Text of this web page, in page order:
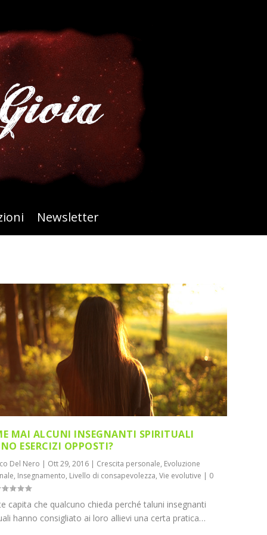
Newsletter
MAI ALCUNI INSEGNANTI SPIRITUALI
ESERCIZI OPPOSTI?
Del Nero | Ott 29, 2016 | Crescita personale, Evoluzione
, Insegnamento, Livello di consapevolezza,Vie evolutive | 0
capita che qualcuno chieda perché taluni insegnanti
hanno consigliato ai loro allievi una certa pratica…